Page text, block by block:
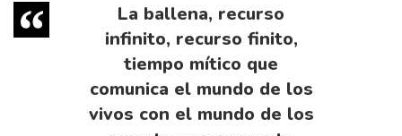
La ballena, recurso
infinito, recurso finito,
tiempo mítico que
comunica el mundo de los
vivos con el mundo de los